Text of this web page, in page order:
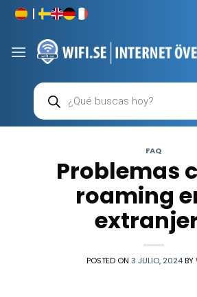
Saltar
contenido
Búsqueda
de
productos
FAQ
Problemas
roaming
POSTED ON 3 JULIO, 2024 BY